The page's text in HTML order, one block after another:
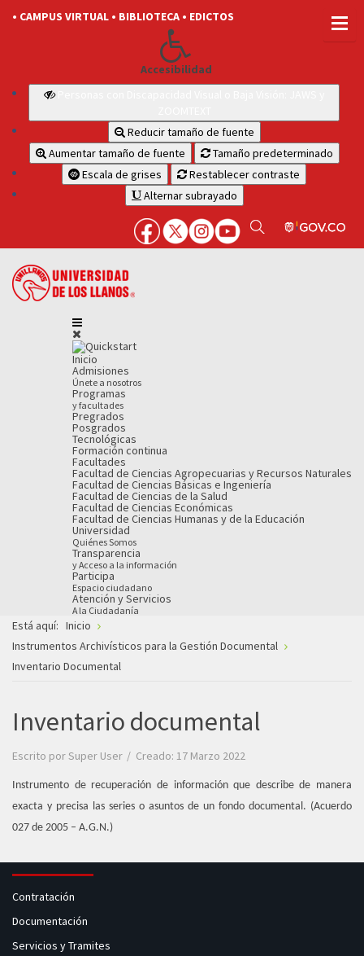
• CAMPUS VIRTUAL • BIBLIOTECA • EDICTOS
Accesibilidad
Reducir tamaño de fuente
Aumentar tamaño de fuente
Tamaño predeterminado
Escala de grises
Restablecer contraste
Alternar subrayado
Inicio
Admisiones
Únete a nosotros
Programas
y facultades
Pregrados
Posgrados
Tecnológicas
Formación continua
Facultades
Facultad de Ciencias Agropecuarias y Recursos Naturales
Facultad de Ciencias Básicas e Ingeniería
Facultad de Ciencias de la Salud
Facultad de Ciencias Económicas
Facultad de Ciencias Humanas y de la Educación
Universidad
Quiénes Somos
Transparencia
y Acceso a la información
Participa
Espacio ciudadano
Atención y Servicios
A la Ciudadanía
Está aquí: Inicio
Instrumentos Archivísticos para la Gestión Documental
Inventario Documental
Inventario documental
Escrito porSuper User Creado: 17 Marzo 2022
Instrumento de recuperación de información que describe de manera
exacta y precisa las series o asuntos de un fondo documental. (Acuerdo
027 de 2005 – A.G.N.)
Contratación
Documentación
Servicios y Tramites